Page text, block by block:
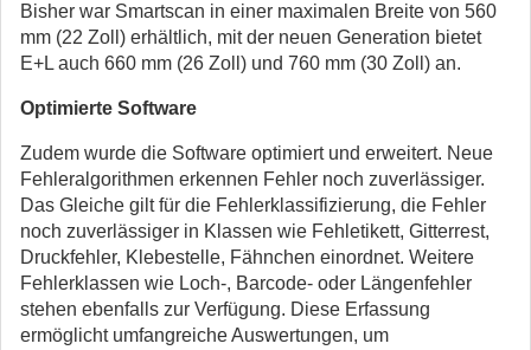
Bisher war Smartscan in einer maximalen Breite von 560
mm (22 Zoll) erhältlich, mit der neuen Generation bietet
E+L auch 660 mm (26 Zoll) und 760 mm (30 Zoll) an.
Optimierte Software
Zudem wurde die Software optimiert und erweitert. Neue
Fehleralgorithmen erkennen Fehler noch zuverlässiger.
Das Gleiche gilt für die Fehlerklassifizierung, die Fehler
noch zuverlässiger in Klassen wie Fehletikett, Gitterrest,
Druckfehler, Klebestelle, Fähnchen einordnet. Weitere
Fehlerklassen wie Loch-, Barcode- oder Längenfehler
stehen ebenfalls zur Verfügung. Diese Erfassung
ermöglicht umfangreiche Auswertungen, um